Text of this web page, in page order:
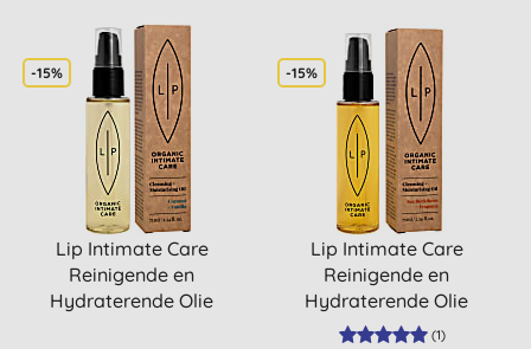
-15%
Lip Intimate Care
Reinigende en
Hydraterende Olie
-15%
Lip Intimate Care
Reinigende en
Hydraterende Olie
Duindoorn + Fragonia
(1)